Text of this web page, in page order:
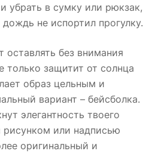
убрать в сумку или рюкзак,
не испортил прогулку.
оставлять без внимания
только защитит от солнца
образ цельным и
вариант – бейсболка.
элегантность твоего
рисунком или надписью
оригинальный и